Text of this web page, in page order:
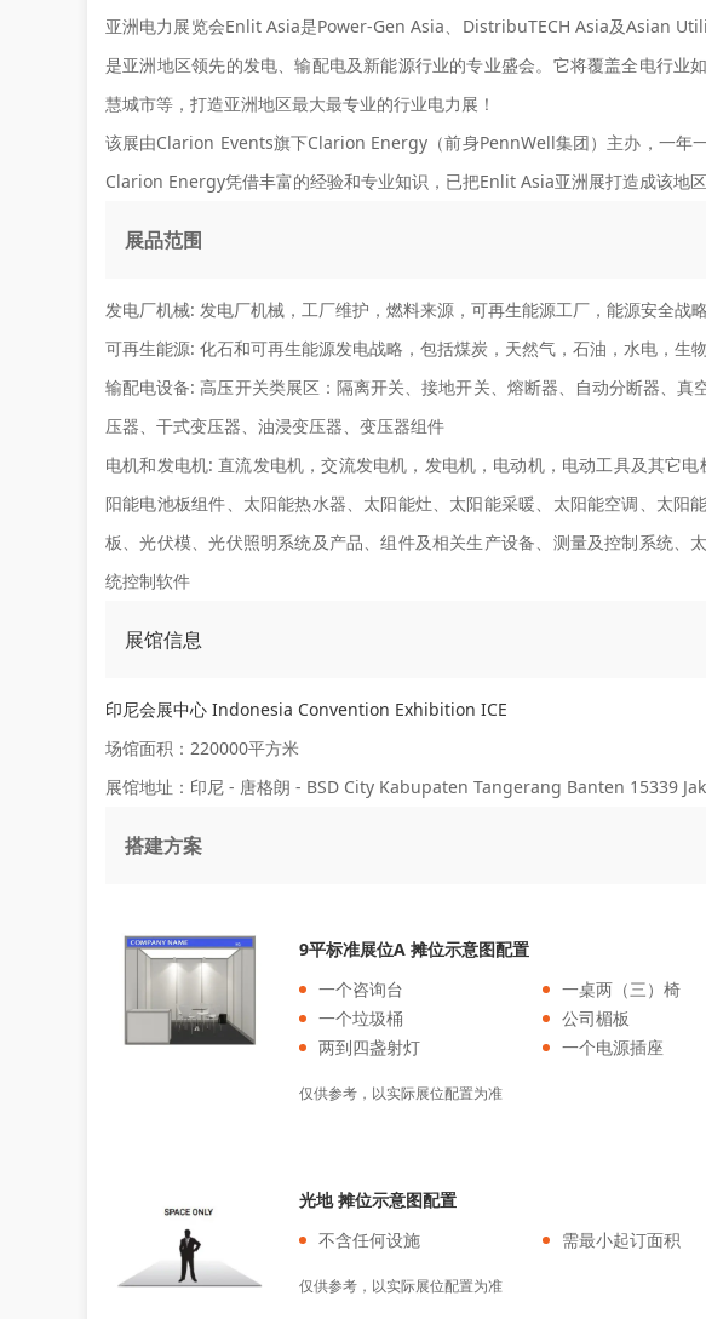
亚洲电力展览会Enlit Asia是Power-Gen Asia、DistribuTECH Asia及Asian
是亚洲地区领先的发电、输配电及新能源行业的专业盛会。它将覆盖全电行业
慧城市等，打造亚洲地区最大最专业的行业电力展！
该展由Clarion Events旗下Clarion Energy（前身PennWell集团）主办，一年
Clarion Energy凭借丰富的经验和专业知识，已把Enlit Asia亚洲展打造成该地区
展品范围
发电厂机械: 发电厂机械，工厂维护，燃料来源，可再生能源工厂，能源安全战
可再生能源: 化石和可再生能源发电战略，包括煤炭，天然气，石油，水电，生
输配电设备: 高压开关类展区：隔离开关、接地开关、熔断器、自动分断器、
压器、干式变压器、油浸变压器、变压器组件
电机和发电机: 直流发电机，交流发电机，发电机，电动机，电动工具及其它
阳能电池板组件、太阳能热水器、太阳能灶、太阳能采暖、太阳能空调、太阳
板、光伏模、光伏照明系统及产品、组件及相关生产设备、测量及控制系统、
统控制软件
展馆信息
印尼会展中心 Indonesia Convention Exhibition ICE
场馆面积：220000平方米
展馆地址：印尼 - 唐格朗 - BSD City Kabupaten Tangerang Banten 15339
搭建方案
9平标准展位A 摊位示意图配置
一个咨询台
一桌两（三）椅
一个垃圾桶
公司楣板
两到四盏射灯
一个电源插座
仅供参考，以实际展位配置为准
光地 摊位示意图配置
不含任何设施
需最小起订面积
仅供参考，以实际展位配置为准